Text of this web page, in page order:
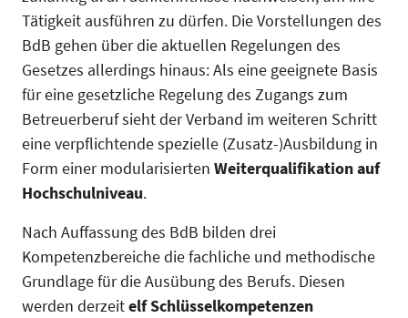
Tätigkeit ausführen zu dürfen. Die Vorstellungen des
BdB gehen über die aktuellen Regelungen des
Gesetzes allerdings hinaus: Als eine geeignete Basis
für eine gesetzliche Regelung des Zugangs zum
Betreuerberuf sieht der Verband im weiteren Schritt
eine verpflichtende spezielle (Zusatz-)Ausbildung in
Form einer modularisierten Weiterqualifikation auf
Hochschulniveau.
Nach Auffassung des BdB bilden drei
Kompetenzbereiche die fachliche und methodische
Grundlage für die Ausübung des Berufs. Diesen
werden derzeitelf Schlüsselkompetenzen